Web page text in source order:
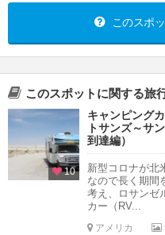
このスポ
このスポットに関する旅
10
キャンピング
トサンズ～サ
到達編）
新型コロナが北
なので長く期間
考え、ロサンゼ
カー（RV...
アメリカ